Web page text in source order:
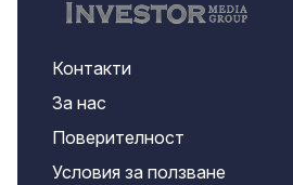
Контакти
За нас
Поверителност
Условия за ползване